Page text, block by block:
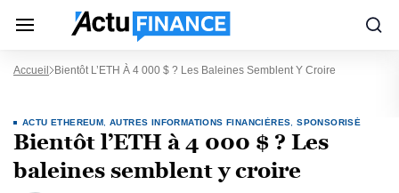
Accueil Bientôt L’ETH À 4 000 $ ? Les Baleines Semblent Y Croire
ACTU ETHEREUM AUTRES INFORMATIONS FINANCIÈRES ,SPONSORISÉ
Bientôt l’ETH à 4 000 $ ? Les
baleines semblent y croire